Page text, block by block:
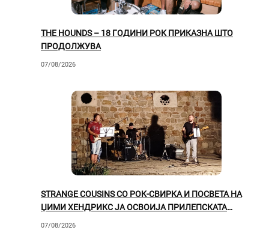
THE HOUNDS – 18 ГОДИНИ РОК ПРИКАЗНА ШТО
ПРОДОЛЖУВА
07/08/2026
STRANGE COUSINS СО РОК-СВИРКА И ПОСВЕТА НА
ЏИМИ ХЕНДРИКС ЈА ОСВОИЈА ПРИЛЕПСКАТА
07/08/2026